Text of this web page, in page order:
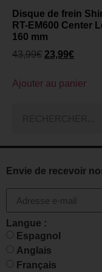
Disque de frein
RT-EM600 Center
160 mm
43,99€ 23,99€
Ajouter au panier
Envie de recevoir
Langue :
Espagnol
Anglais
Français